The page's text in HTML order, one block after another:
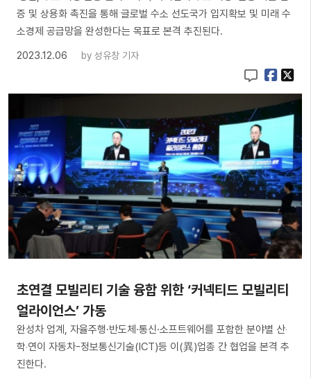
증 및 상용화 촉진을 통해 글로벌 수소 선도국가 입지확보 및 미래 수
소경제 공급망을 완성한다는 목표로 본격 추진된다.
2023.12.06
by 성유창 기자
초연결 모빌리티 기술 융합 위한 ‘커넥티드 모빌리티
얼라이언스’ 가동
완성차 업계, 자율주행·반도체·통신·소프트웨어를 포함한 분야별 산‧
학‧연이 자동차-정보통신기술(ICT)등 이(異)업종 간 협업을 본격 추
진한다.